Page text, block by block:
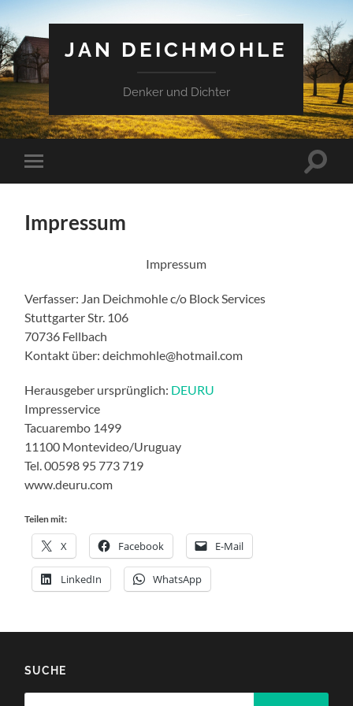
JAN DEICHMOHLE
Denker und Dichter
Mobile-
Menü
Impressum
Impressum
Verfasser: Jan Deichmohle c/o Block Services
Stuttgarter Str. 106
70736 Fellbach
Kontakt über: deichmohle@hotmail.com
Herausgeber ursprünglich: DEURU
Impresservice
Tacuarembo 1499
11100 Montevideo/Uruguay
Tel. 00598 95 773 719
www.deuru.com
Teilen mit:
X Facebook E-Mail
LinkedIn WhatsApp
SUCHE